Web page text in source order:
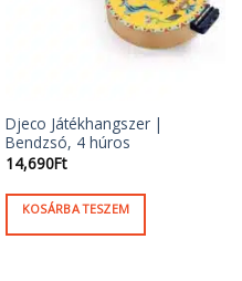
Djeco Játékhangszer |
Bendzsó, 4 húros
14,690Ft
KOSÁRBA TESZEM